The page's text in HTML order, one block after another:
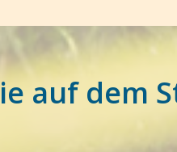
auf dem